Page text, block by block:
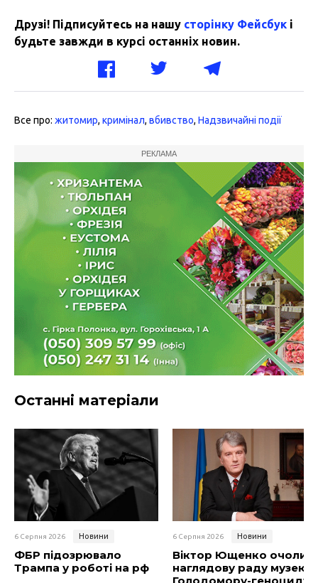
Друзі! Підписуйтесь на нашу сторінку Фейсбук і
будьте завжди в курсі останніх новин.
Все про: житомир, кримінал, вбивство, Надзвичайні події
РЕКЛАМА
Останні матеріали
6 Серпня 2026 Новини
ФБР підозрювало
Трампа у роботі на рф
6 Серпня 2026 Новини
Віктор Ющенко очолив
наглядову раду музею
Голодомору-геноциду